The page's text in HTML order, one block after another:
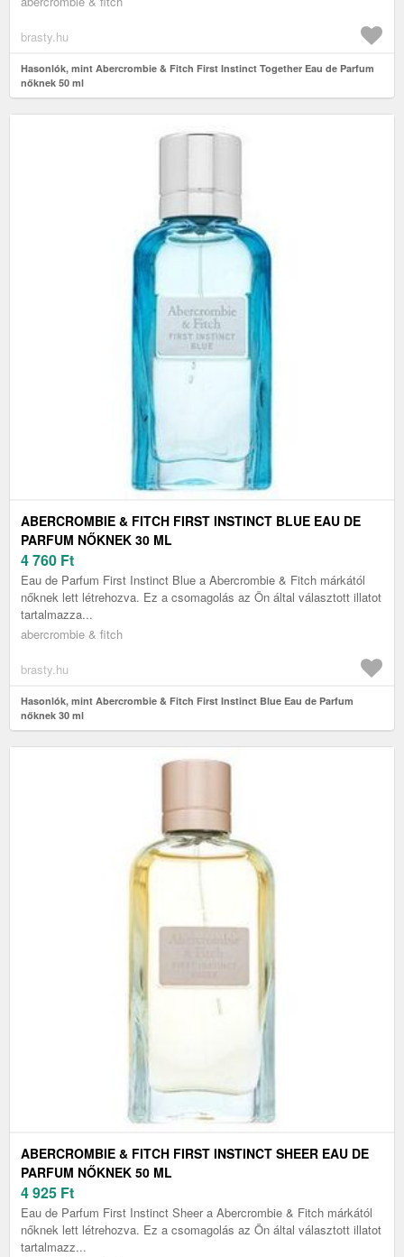
brasty.hu
Hasonlók, mint Abercrombie & Fitch First Instinct Together Eau de Parfum
nőknek 50 ml
ABERCROMBIE & FITCH FIRST INSTINCT BLUE EAU DE
PARFUM NŐKNEK 30 ML
4 760 Ft
Eau de Parfum First Instinct Blue a Abercrombie & Fitch márkától
nőknek lett létrehozva. Ez a csomagolás az Ön által választott illatot
tartalmazza...
abercrombie & fitch
brasty.hu
Hasonlók, mint Abercrombie & Fitch First Instinct Blue Eau de Parfum
nőknek 30 ml
ABERCROMBIE & FITCH FIRST INSTINCT SHEER EAU DE
PARFUM NŐKNEK 50 ML
4 925 Ft
Eau de Parfum First Instinct Sheer a Abercrombie & Fitch márkától
nőknek lett létrehozva. Ez a csomagolás az Ön által választott illatot
tartalmazz...